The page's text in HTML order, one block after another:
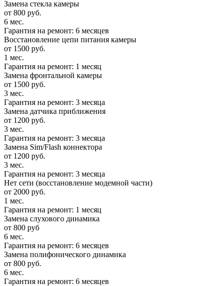
Замена стекла камеры
от 800 руб.
6 мес.
Гарантия на ремонт: 6 месяцев
Восстановление цепи питания камеры
от 1500 руб.
1 мес.
Гарантия на ремонт: 1 месяц
Замена фронтальной камеры
от 1500 руб.
3 мес.
Гарантия на ремонт: 3 месяца
Замена датчика приближения
от 1200 руб.
3 мес.
Гарантия на ремонт: 3 месяца
Замена Sim/Flash коннектора
от 1200 руб.
3 мес.
Гарантия на ремонт: 3 месяца
Нет сети (восстановление модемной части)
от 2000 руб.
1 мес.
Гарантия на ремонт: 1 месяц
Замена слухового динамика
от 800 руб
6 мес.
Гарантия на ремонт: 6 месяцев
Замена полифонического динамика
от 800 руб.
6 мес.
Гарантия на ремонт: 6 месяцев